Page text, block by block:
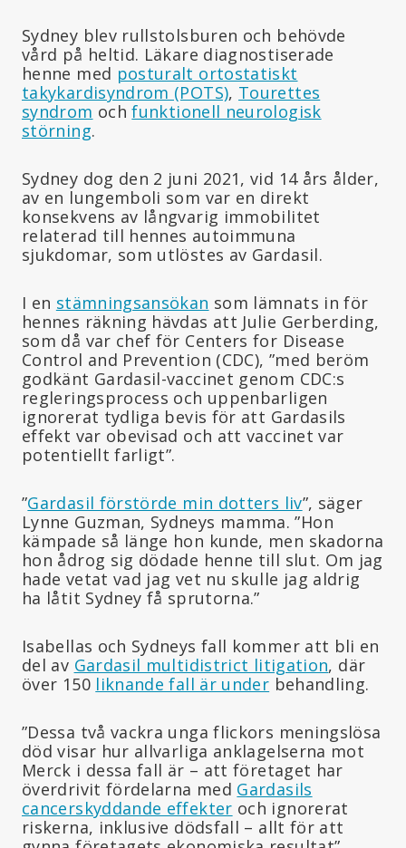
Sydney blev rullstolsburen och behövde
vård på heltid. Läkare diagnostiserade
henne med posturalt ortostatiskt
takykardisyndrom (POTS), Tourettes
syndrom ochfunktionell neurologisk
störning.
Sydney dog den 2 juni 2021, vid 14 års ålder,
av en lungemboli som var en direkt
konsekvens av långvarig immobilitet
relaterad till hennes autoimmuna
sjukdomar, som utlöstes av Gardasil.
I en stämningsansökan som lämnats in för
hennes räkning hävdas att Julie Gerberding,
som då var chef för Centers for Disease
Control and Prevention (CDC), ”med beröm
godkänt Gardasil-vaccinet genom CDC:s
regleringsprocess och uppenbarligen
ignorerat tydliga bevis för att Gardasils
effekt var obevisad och att vaccinet var
potentiellt farligt”.
”Gardasil förstörde min dotters liv”, säger
Lynne Guzman, Sydneys mamma. ”Hon
kämpade så länge hon kunde, men skadorna
hon ådrog sig dödade henne till slut. Om jag
hade vetat vad jag vet nu skulle jag aldrig
ha låtit Sydney få sprutorna.”
Isabellas och Sydneys fall kommer att bli en
del av Gardasil multidistrict litigation, där
över 150 liknande fall är under behandling.
”Dessa två vackra unga flickors meningslösa
död visar hur allvarliga anklagelserna mot
Merck i dessa fall är – att företaget har
överdrivit fördelarna med Gardasils
cancerskyddande effekter och ignorerat
riskerna, inklusive dödsfall – allt för att